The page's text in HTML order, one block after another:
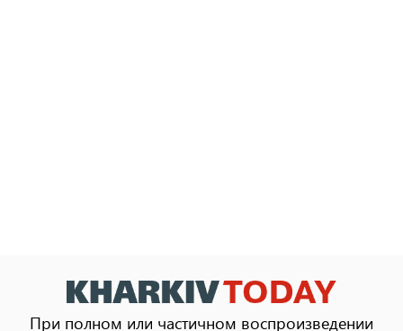
При полном или частичном воспроизведении